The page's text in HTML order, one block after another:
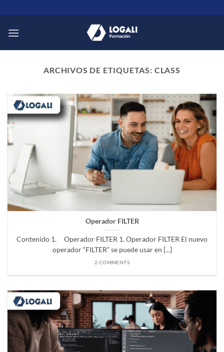
al
contenido
ARCHIVOS DE ETIQUETAS: CLASS
Operador FILTER
Contenido 1. Operador FILTER 1. Operador FILTER El nuevo
operador “FILTER” se puede usar en [...]
2 COMMENTS